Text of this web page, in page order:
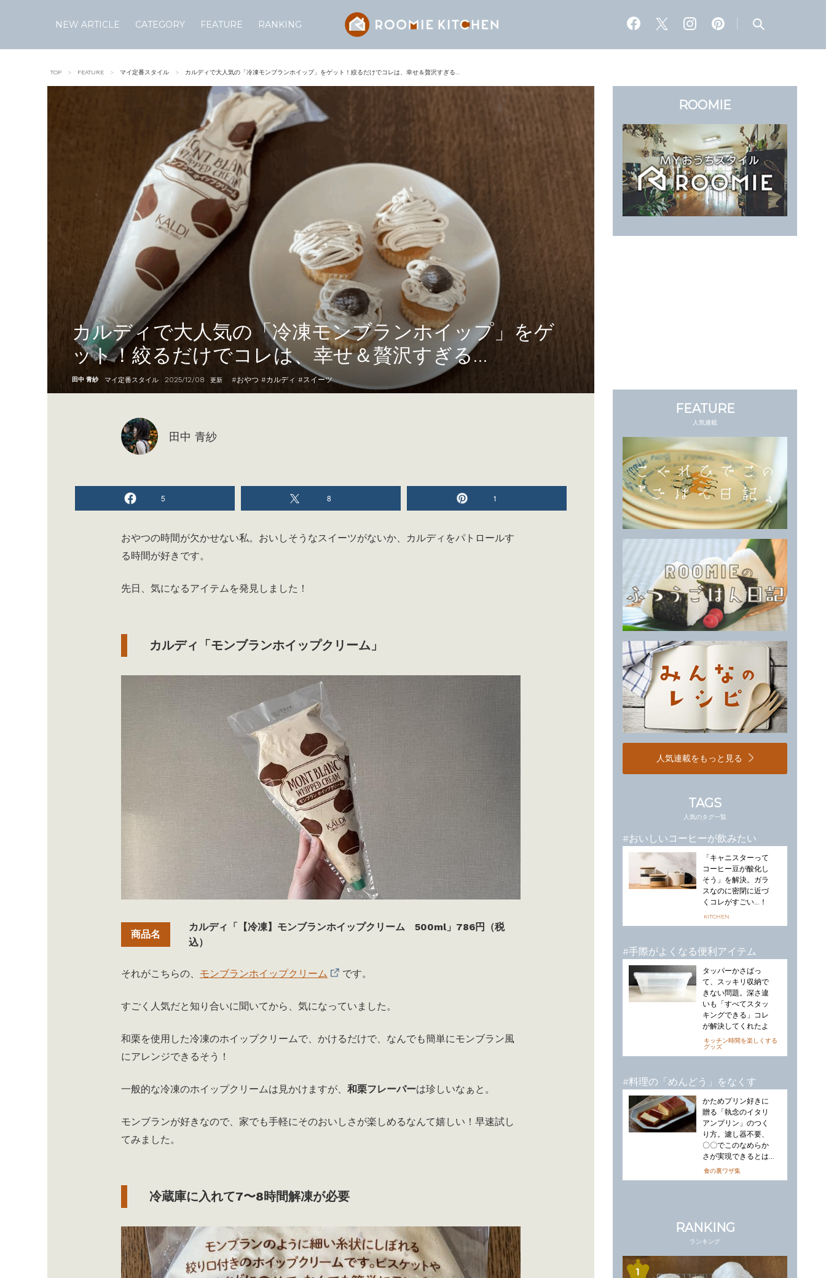
NEW ARTICLE CATEGORY FEATURE RANKING
TOP FEATURE マイ定番スタイル カルディで大人気の「冷凍モンブランホイップ」をゲット！絞るだけでコレは、幸せ＆贅沢すぎる…
カルディで大人気の「冷凍モンブランホイップ」をゲ
ット！絞るだけでコレは、幸せ＆贅沢すぎる…
田中 青紗 マイ定番スタイル 2025/12/08 更新 #おやつ #カルディ #スイーツ
田中 青紗
5 8 1
おやつの時間が欠かせない私。おいしそうなスイーツがないか、カルディをパトロールす
る時間が好きです。
先日、気になるアイテムを発見しました！
カルディ「モンブランホイップクリーム」
カルディ「【冷凍】モンブランホイップクリーム 500ml」786円（税
込）
それがこちらの、 モンブランホイップクリーム です。
すごく人気だと知り合いに聞いてから、気になっていました。
和栗を使用した冷凍のホイップクリームで、かけるだけで、なんでも簡単にモンブラン風
にアレンジできるそう！
一般的な冷凍のホイップクリームは見かけますが、 和栗フレーバーは珍しいなぁと。
モンブランが好きなので、家でも手軽にそのおいしさが楽しめるなんて嬉しい！早速試し
てみました。
冷蔵庫に入れて7〜8時間解凍が必要
ROOMIE
FEATURE
人気連載
人気連載をもっと見る
TAGS
人気のタグ一覧
#おいしいコーヒーが飲みたい
「キャニスターって
コーヒー豆が酸化し
そう」を解決。ガラ
スなのに密閉に近づ
くコレがすごい…！
KITCHEN
#手際がよくなる便利アイテム
タッパーかさばっ
て、スッキリ収納で
きない問題。深さ違
いも「すべてスタッ
キングできる」コレ
が解決してくれたよ
キッチン時間を楽しくする
グッズ
#料理の「めんどう」をなくす
かためプリン好きに
贈る「執念のイタリ
アンプリン」のつく
り方。濾し器不要、
〇〇でこのなめらか
さが実現できるとは…
食の裏ワザ集
RANKING
ランキング